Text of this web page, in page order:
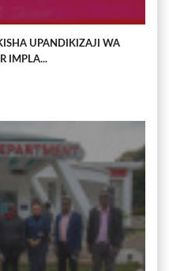
UPANDIKIZAJI WA
IMPLA...